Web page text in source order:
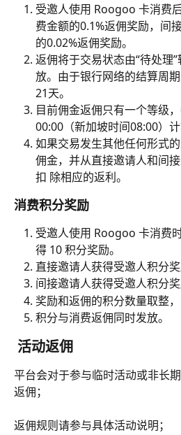
受邀人使用 Roogoo 卡消费
费金额的0.1%返佣奖励，间
的0.02%返佣奖励。
返佣将于交易状态由“待处理
放。由于银行网络的结算周
21天。
目前佣金返佣只有一个等级
00:00（新加坡时间08:00）计
如果交易发生其他任何形式
佣金，并从直接邀请人和间
扣 除相应的返利。
消费积分奖励
受邀人使用 Roogoo 卡消费
得 10 积分奖励。
直接邀请人获得受邀人积分奖
间接邀请人获得受邀人积分奖
奖励和返佣的积分数量取整，
积分与消费返佣同时发放。
活动返佣
平台会对于参与临时活动或非长
返佣；
返佣规则请参与具体活动说明；